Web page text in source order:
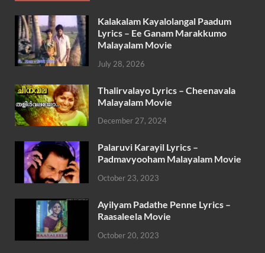
Kalakalam Kayalolangal Paadum
Lyrics – Ee Ganam Marakkumo
Malayalam Movie
July 28, 2026
Thalirvalayo Lyrics – Cheenavala
Malayalam Movie
December 27, 2024
Palaruvi Karayil Lyrics –
Padmavyooham Malayalam Movie
October 23, 2023
Ayilyam Padathe Penne Lyrics –
Raasaleela Movie
October 20, 2023